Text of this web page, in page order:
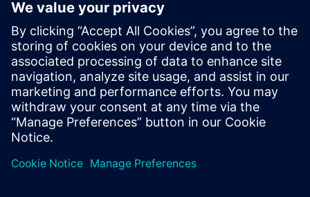
©Siemens 2026
Podatki o podjetju
Obvestilo o zasebnosti
Obvestilo o piškotkih
Pogoji uporabe